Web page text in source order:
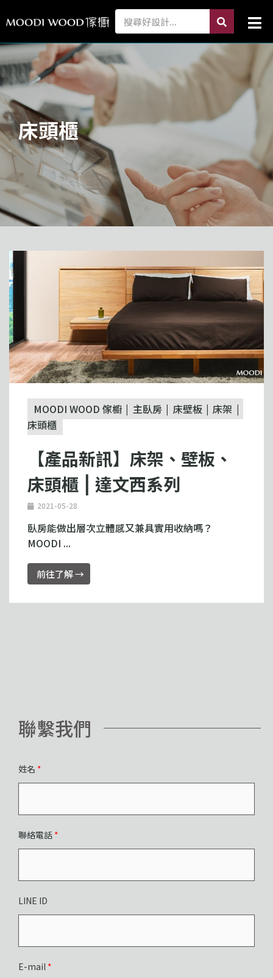
至
要
內
容
Search search
床頭櫃
MOODI WOOD 傢櫥 主臥房 床壁板
床架
床頭櫃
【產品新訊】床架、壁板、
床頭櫃 ⎮ 達文西系列
2021-05-28
臥房能做出層次立體感又兼具實用收納嗎？
MOODI ...
前往了解 →
聯繫我們
姓名 *
聯絡電話 *
LINE ID
E-mail *